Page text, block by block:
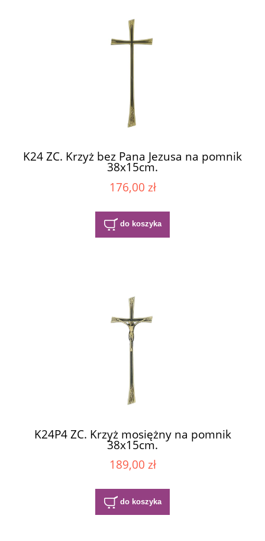
K24 ZC. Krzyż bez Pana Jezusa na pomnik
38x15cm.
176,00 zł
do koszyka
K24P4 ZC. Krzyż mosiężny na pomnik
38x15cm.
189,00 zł
do koszyka